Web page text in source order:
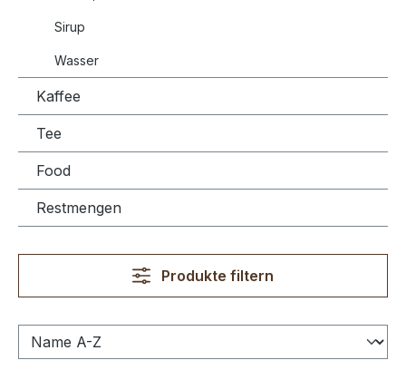
Sirup
Wasser
Kaffee
Tee
Food
Restmengen
Produkte filtern